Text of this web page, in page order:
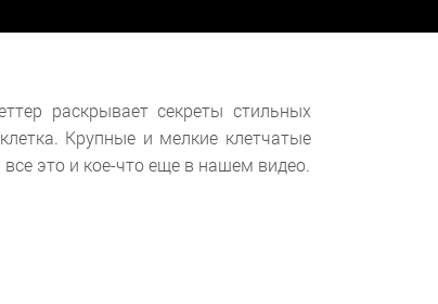
раскрывает секреты стильных
Крупные и мелкие клетчатые
это и кое-что еще в нашем видео.